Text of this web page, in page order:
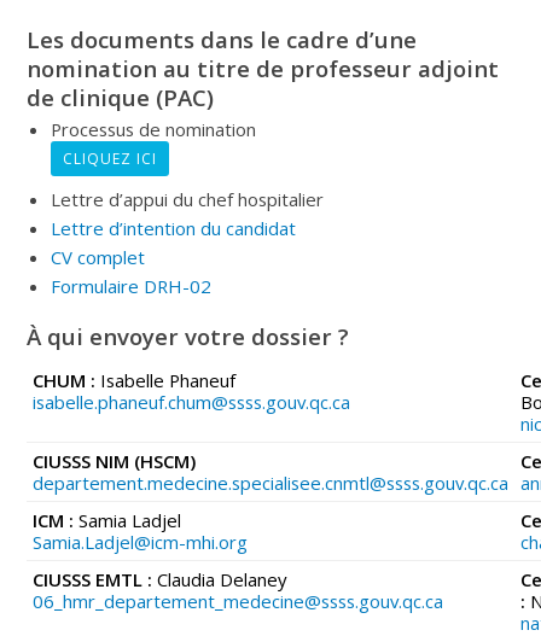
Les documents dans le cadre d’une
nomination au titre de professeur adjoint
de clinique (PAC)
Processus de nomination
CLIQUEZ ICI
Lettre d’appui du chef hospitalier
Lettre d’intention du candidat
CV complet
Formulaire DRH-02
À qui envoyer votre dossier ?
CHUM : Isabelle Phaneuf
isabelle.phaneuf.chum@ssss.gouv.qc.ca
CIUSSS NIM (HSCM)
departement.medecine.specialisee.cnmtl@ssss.gouv.qc.ca
ICM :Samia Ladjel
Samia.Ladjel@icm-mhi.org
CIUSSS EMTL :Claudia Delaney
06_hmr_departement_medecine@ssss.gouv.qc.ca
: